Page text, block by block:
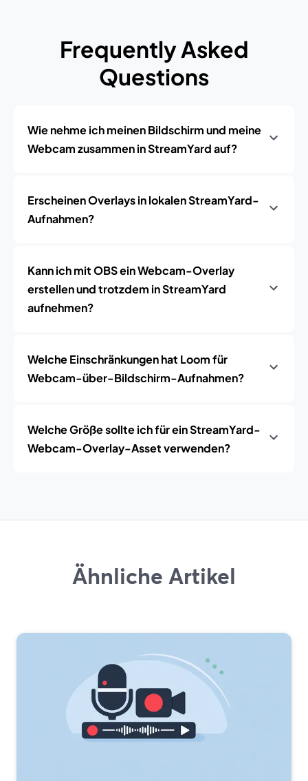
Frequently Asked
Questions
Wie nehme ich meinen Bildschirm und meine
Webcam zusammen in StreamYard auf?
Erscheinen Overlays in lokalen StreamYard-
Aufnahmen?
Kann ich mit OBS ein Webcam-Overlay
erstellen und trotzdem in StreamYard
aufnehmen?
Welche Einschränkungen hat Loom für
Webcam-über-Bildschirm-Aufnahmen?
Welche Größe sollte ich für ein StreamYard-
Webcam-Overlay-Asset verwenden?
Ähnliche Artikel